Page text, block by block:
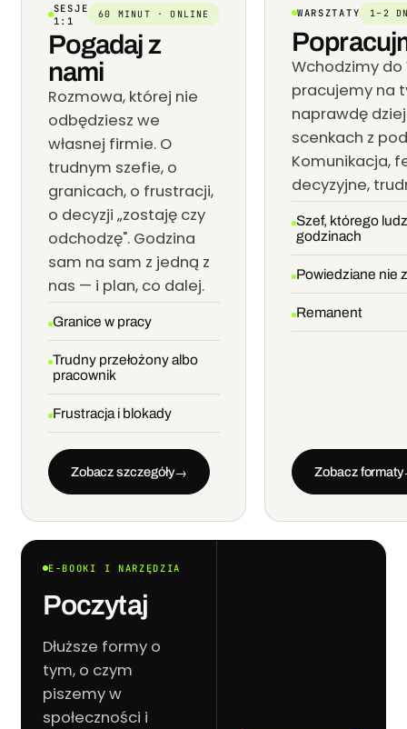
SESJE
1:1
60 MINUT · ONLINE
Pogadaj z
nami
Rozmowa, której nie
odbędziesz we
własnej firmie. O
trudnym szefie, o
granicach, o frustracji,
o decyzji „zostaję czy
odchodzę". Godzina
sam na sam z jedną z
nas — i plan, co dalej.
Granice w pracy
Trudny przełożony albo
pracownik
Frustracja i blokady
Zobacz szczegóły→
WARSZTATY 1–2
Wchodzimy
pracujemy na
naprawdę
scenkach z
Komunikacja,
decyzyjne,
Szef, którego
godzinach
Powiedziane nie
Remanent
Zobacz formaty
E-BOOKI I NARZĘDZIA
Poczytaj
Dłuższe formy o
tym, o czym
piszemy w
społeczności i